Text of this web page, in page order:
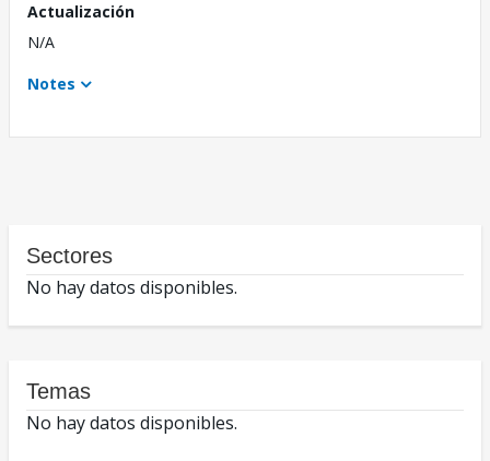
Actualización
N/A
Notes
Sectores
No hay datos disponibles.
Temas
No hay datos disponibles.